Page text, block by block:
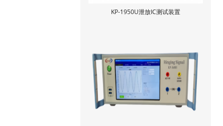
KP-1950U泄放IC测试装置